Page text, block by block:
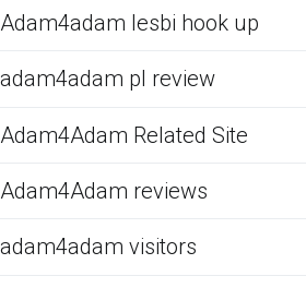
Adam4adam lesbi hook up
adam4adam pl review
Adam4Adam Related Site
Adam4Adam reviews
adam4adam visitors